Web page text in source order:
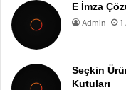
E İmza
Admin 1
Seçkin
Kutuları